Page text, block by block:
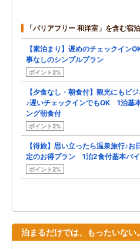
「バリアフリー 和洋室」を含む宿
【素泊まり】遅めのチェックイン
事なしのシンプルプラン
ポイント2%
【夕食なし・朝食付】観光にもビ
♪遅いチェックインでもOK 1泊基
ング朝食付
ポイント2%
【得旅】思い立ったら温泉旅行♪お
定のお得プラン 1泊2食付基本バ
ポイント2%
泊まるだけでは、もったいな